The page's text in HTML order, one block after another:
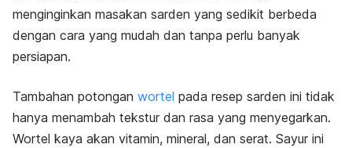
menginginkan masakan sarden yang sedikit berbeda
dengan cara yang mudah dan tanpa perlu banyak
persiapan.
Tambahan potongan wortel pada resep sarden ini tidak
hanya menambah tekstur dan rasa yang menyegarkan.
Wortel kaya akan vitamin, mineral, dan serat. Sayur ini